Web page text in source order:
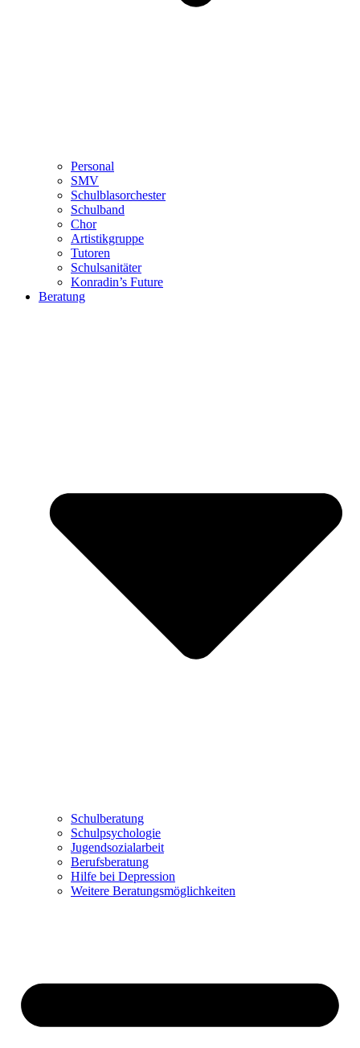
Personal
SMV
Schulblasorchester
Schulband
Chor
Artistikgruppe
Tutoren
Schulsanitäter
Konradin’s Future
Beratung
Schulberatung
Schulpsychologie
Jugendsozialarbeit
Berufsberatung
Hilfe bei Depression
Weitere Beratungsmöglichkeiten